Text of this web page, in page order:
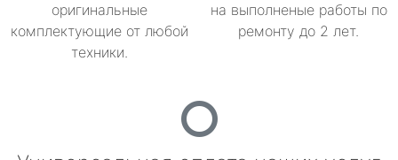
оригинальные
комплектующие от любой
техники.
на выполненые работы по
ремонту до 2 лет.